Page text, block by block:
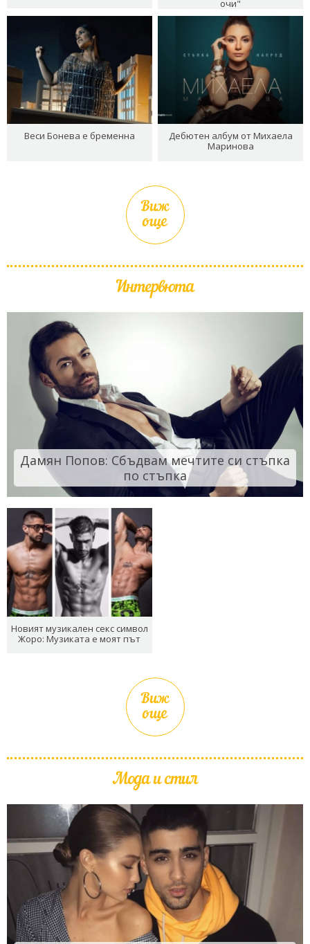
очи"
Веси Бонева е бременна
Дебютен албум от Михаела
Маринова
Виж
още
Интервюта
Дамян Попов: Сбъдвам мечтите си стъпка
по стъпка
Новият музикален секс символ
Жоро: Музиката е моят път
Виж
още
Мода и стил